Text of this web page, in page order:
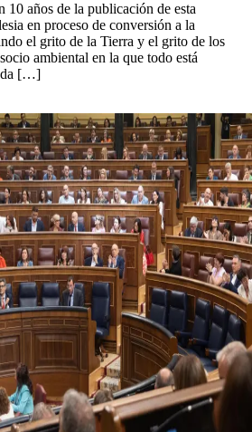
10 años de la publicación de esta
en proceso de conversión a la
el grito de la Tierra y el grito de los
ambiental en la que todo está
[…]